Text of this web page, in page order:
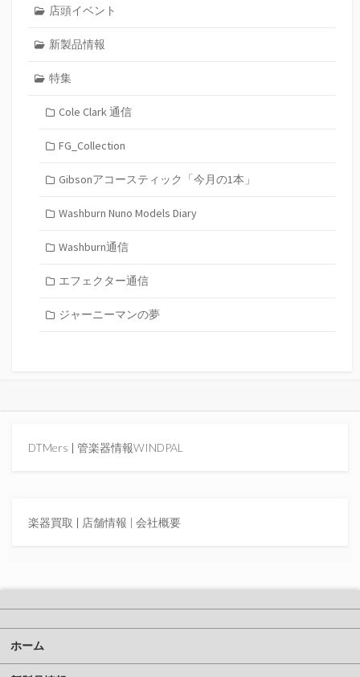
店頭イベント
新製品情報
特集
Cole Clark 通信
FG_Collection
Gibsonアコースティック「今月の1本」
Washburn Nuno Models Diary
Washburn通信
エフェクター通信
ジャーニーマンの夢
DTMers | 管楽器情報WINDPAL
楽器買取 | 店舗情報 | 会社概要
ホーム